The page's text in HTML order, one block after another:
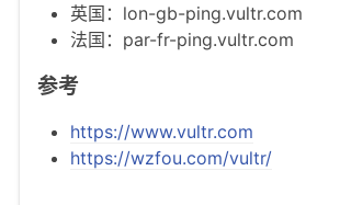
英国：lon-gb-ping.vultr.com
法国：par-fr-ping.vultr.com
参考
https://www.vultr.com
https://wzfou.com/vultr/